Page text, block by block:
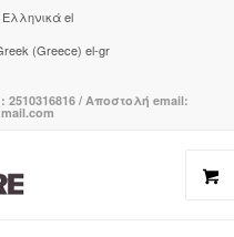
Ελληνικάel
(Greece) el-gr
/ Αποστολή email: